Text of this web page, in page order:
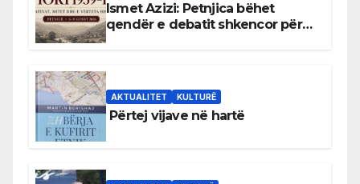
Ismet Azizi: Petnjica bëhet
qendër e debatit shkencor për
AKTUALITET KULTURË
Përtej vijave në hartë